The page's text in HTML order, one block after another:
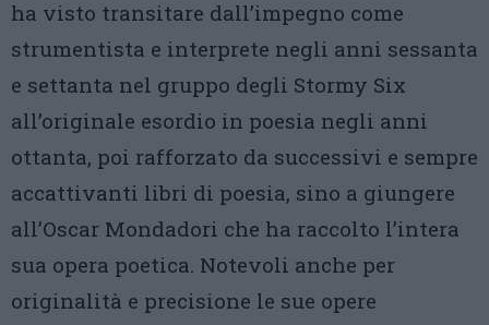
ha visto transitare dall’impegno come
strumentista e interprete negli anni sessanta
e settanta nel gruppo degli Stormy Six
all’originale esordio in poesia negli anni
ottanta, poi rafforzato da successivi e sempre
accattivanti libri di poesia, sino a giungere
all’Oscar Mondadori che ha raccolto l’intera
sua opera poetica. Notevoli anche per
originalità e precisione le sue opere